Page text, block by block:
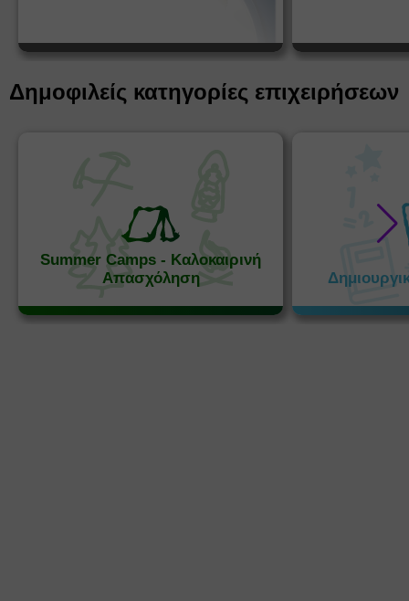
Δημοφιλείς κατηγορίες επιχειρήσεων
Summer Camps - Καλοκαιρινή
Απασχόληση